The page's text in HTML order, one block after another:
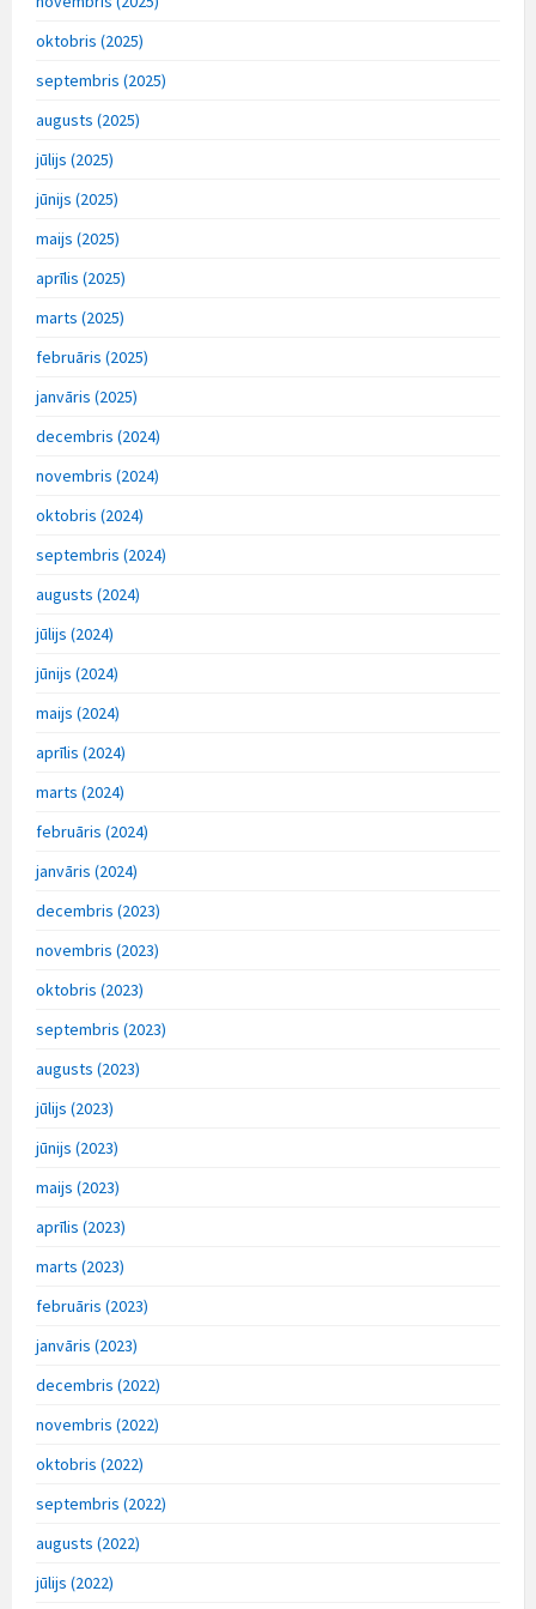
oktobris (2025)
septembris (2025)
augusts (2025)
jūlijs (2025)
jūnijs (2025)
maijs (2025)
aprīlis (2025)
marts (2025)
februāris (2025)
janvāris (2025)
decembris (2024)
novembris (2024)
oktobris (2024)
septembris (2024)
augusts (2024)
jūlijs (2024)
jūnijs (2024)
maijs (2024)
aprīlis (2024)
marts (2024)
februāris (2024)
janvāris (2024)
decembris (2023)
novembris (2023)
oktobris (2023)
septembris (2023)
augusts (2023)
jūlijs (2023)
jūnijs (2023)
maijs (2023)
aprīlis (2023)
marts (2023)
februāris (2023)
janvāris (2023)
decembris (2022)
novembris (2022)
oktobris (2022)
septembris (2022)
augusts (2022)
jūlijs (2022)